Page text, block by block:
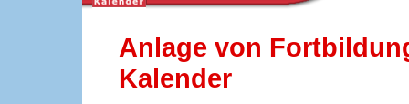
Anlage von
Kalender